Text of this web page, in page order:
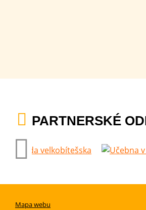
PARTNERSKÉ
Mapa webu